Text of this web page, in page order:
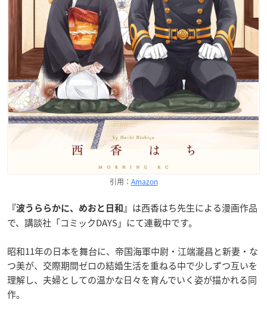
引用： Amazon
『波うららかに、めおと日和』 は西香はち先生による漫画作品
で、講談社「コミックDAYS」にて連載中です。
昭和11年の日本を舞台に、帝国海軍中尉・江端瀧昌と新妻・な
つ美が、交際期間ゼロの結婚生活を重ねる中で少しずつ互いを
理解し、夫婦としての温かな日々を育んでいく姿が描かれる同
作。